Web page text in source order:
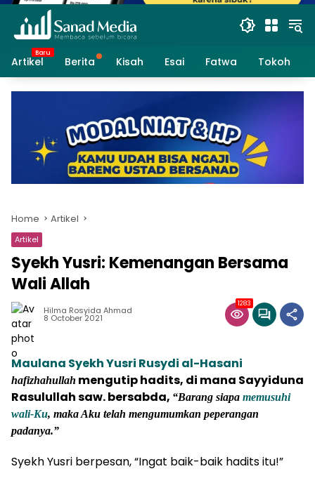
Artikel Berita Kisah Esai Fatwa Tokoh
Home Artikel
Artikel
Syekh Yusri: Kemenangan Bersama
Wali Allah
Hilma Rosyida Ahmad
8 October 2021
1283
Maulana Syekh Yusri Rusydi al-Hasani
hafizhahullah mengutip hadits, di mana Sayyiduna
Rasulullah saw. bersabda, “Barang siapa memusuhi
wali-Ku, maka Aku telah mengumumkan peperangan
padanya.”
Syekh Yusri berpesan, “Ingat baik-baik hadits itu!”